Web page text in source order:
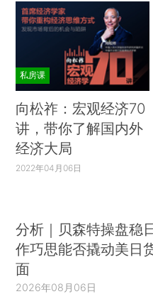
私房课
向松祚：宏观经济70
讲，带你了解国内外
经济大局
2022年04月06日
分析｜贝森特操盘稳
作巧思能否撬动美日
面
2026年08月06日